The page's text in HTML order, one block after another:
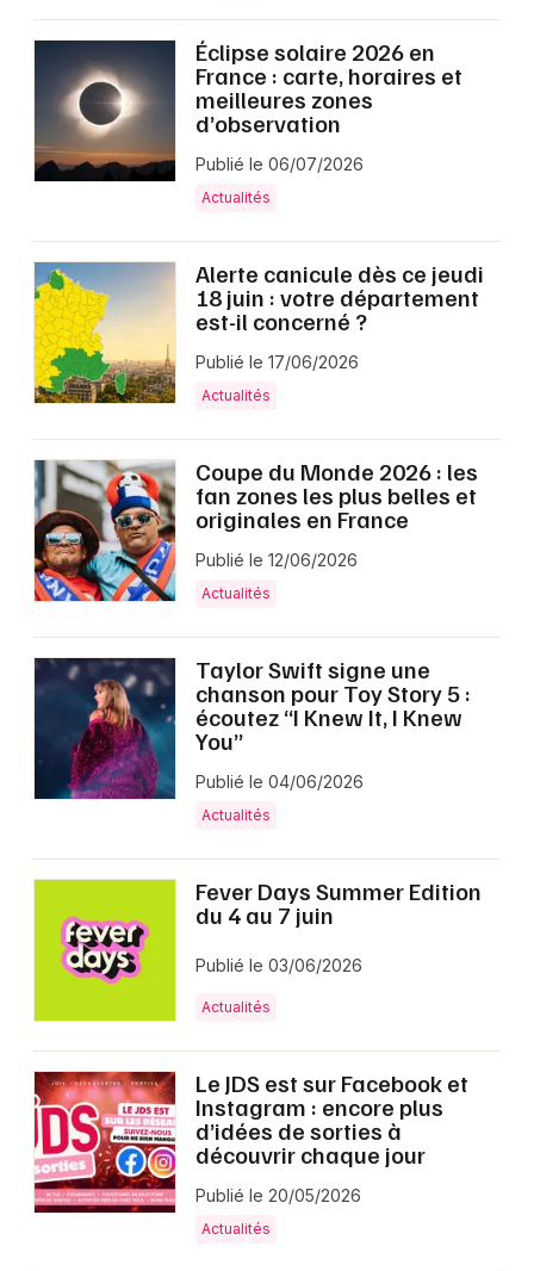
Magazine à Bazas
33 - Gironde
Choisir mes départements
Je m'abonne
Éclipse solaire 2026 en
France : carte, horaires et
meilleures zones
d’observation
Publié le 06/07/2026
Actualités
Alerte canicule dès ce jeudi
18 juin : votre département
est-il concerné ?
Publié le 17/06/2026
Actualités
Coupe du Monde 2026 : les
fan zones les plus belles et
originales en France
Publié le 12/06/2026
Actualités
Taylor Swift signe une
chanson pour Toy Story 5 :
écoutez “I Knew It, I Knew
You”
Publié le 04/06/2026
Actualités
Fever Days Summer Edition
du 4 au 7 juin
Publié le 03/06/2026
Actualités
Le JDS est sur Facebook et
Instagram : encore plus
d’idées de sorties à
découvrir chaque jour
Publié le 20/05/2026
Actualités